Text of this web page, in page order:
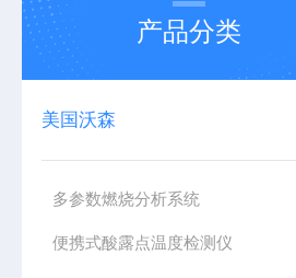
产品分类
美国沃森
多参数燃烧分析系统
便携式酸露点温度检测仪